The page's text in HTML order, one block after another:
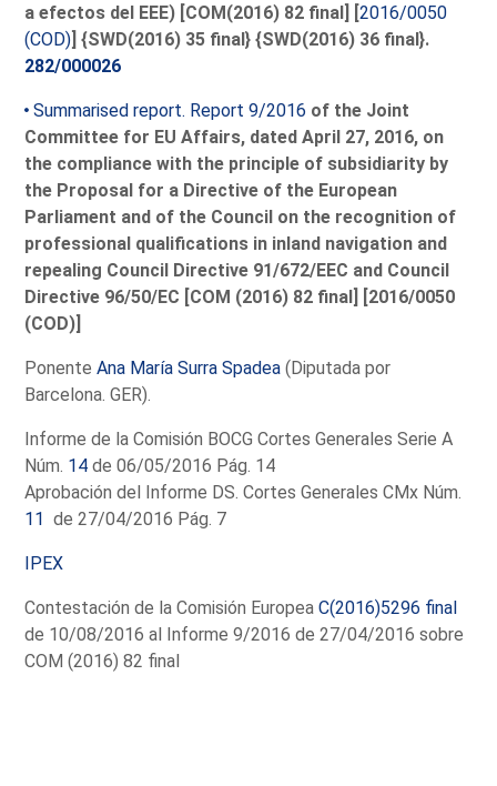
a efectos del EEE) [COM(2016) 82 final] [2016/0050
(COD)] {SWD(2016) 35 final} {SWD(2016) 36 final}.
282/000026
Summarised report. Report 9/2016 of the Joint
Committee for EU Affairs, dated April 27, 2016, on
the compliance with the principle of subsidiarity by
the Proposal for a Directive of the European
Parliament and of the Council on the recognition of
professional qualifications in inland navigation and
repealing Council Directive 91/672/EEC and Council
Directive 96/50/EC [COM (2016) 82 final] [2016/0050
(COD)]
PonenteAna María Surra Spadea (Diputada por
Barcelona. GER).
Informe de la Comisión BOCG Cortes Generales Serie A
Núm. 14 de 06/05/2016 Pág. 14
Aprobación del Informe DS. Cortes Generales CMx Núm.
11 de 27/04/2016 Pág. 7
IPEX
Contestación de la Comisión EuropeaC(2016)5296 final
de 10/08/2016 al Informe 9/2016 de 27/04/2016 sobre
COM (2016) 82 final